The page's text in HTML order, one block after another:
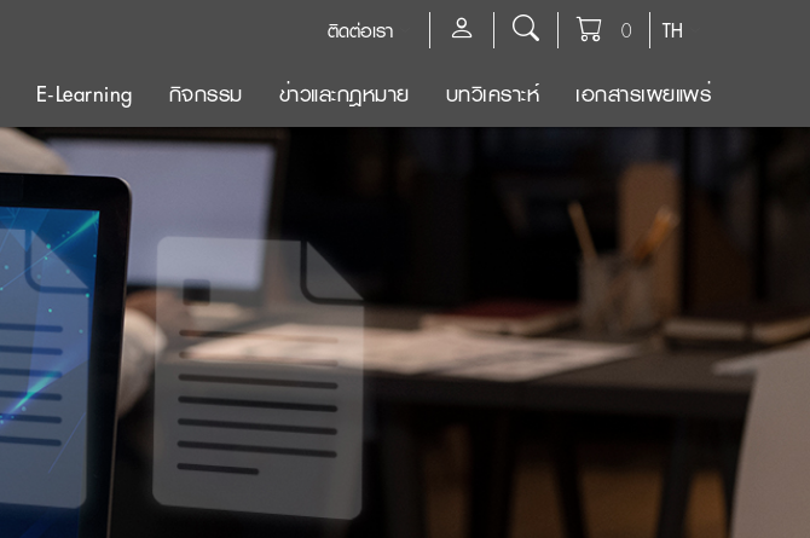
TH
0
ติดต่อเรา
E-Learning กิจกรรม ข่าวและกฎหมาย บทวิเคราะห์ เอกสารเผยแพร่